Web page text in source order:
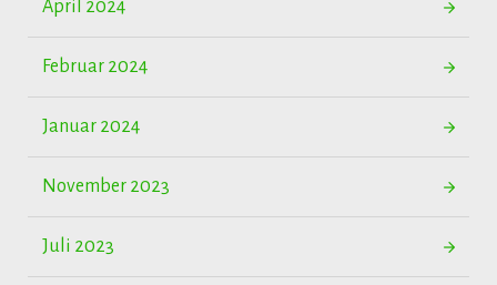
April 2024
Februar 2024
Januar 2024
November 2023
Juli 2023